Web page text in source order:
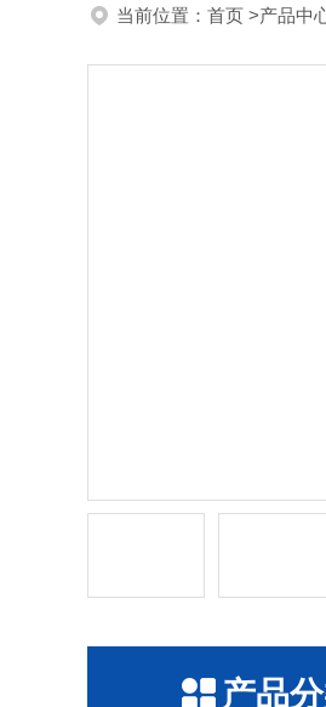
当前位置： 首页 >产品中
产品